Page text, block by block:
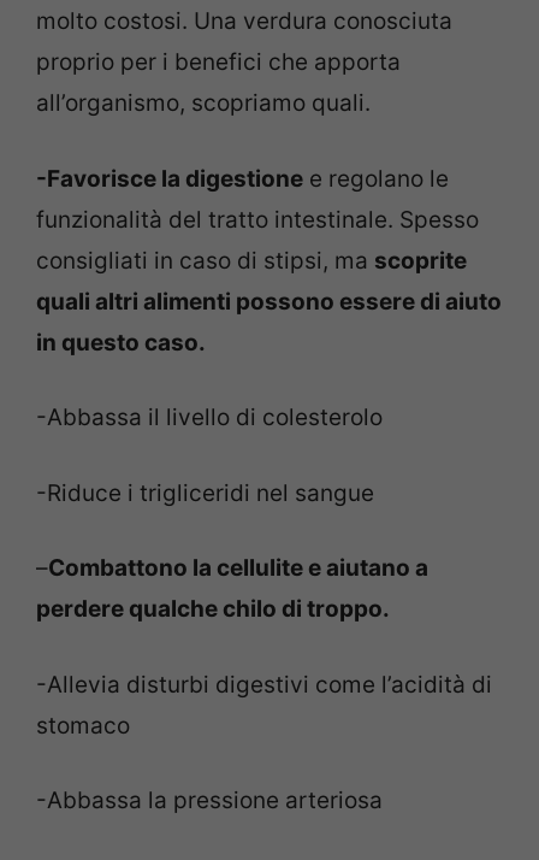
molto costosi. Una verdura conosciuta
proprio per i benefici che apporta
all’organismo, scopriamo quali.
-Favorisce la digestione e regolano le
funzionalità del tratto intestinale. Spesso
consigliati in caso di stipsi, ma scoprite
quali altri alimenti possono essere di aiuto
in questo caso.
-Abbassa il livello di colesterolo
-Riduce i trigliceridi nel sangue
–Combattono la cellulite e aiutano a
perdere qualche chilo di troppo.
-Allevia disturbi digestivi come l’acidità di
stomaco
-Abbassa la pressione arteriosa